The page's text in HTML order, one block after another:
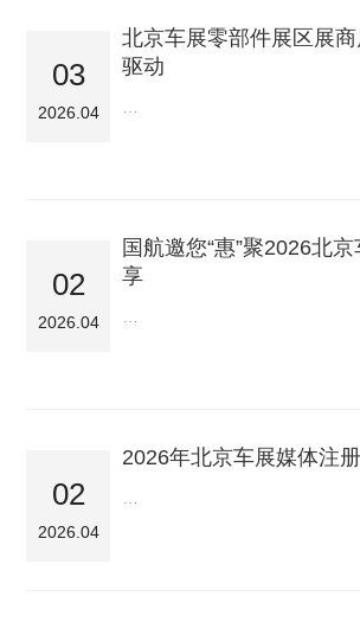
03
2026.04
北京车展零部件展区展
驱动
02
2026.04
国航邀您“惠”聚2026北
享
02
2026.04
2026年北京车展媒体注